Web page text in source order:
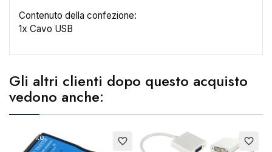
Contenuto della confezione:
1x Cavo USB
Gli altri clienti dopo questo acquisto
vedono anche:
Esaurito favorite_border favorite_border
Crea lista dei desideri ×
Nome lista dei desideri
Crea lista dei desideri